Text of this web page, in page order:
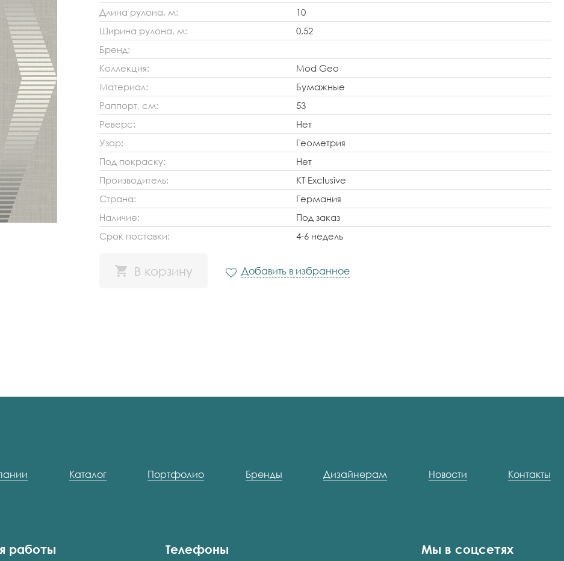
Длина рулона, м:
10
Ширина рулона, м:
0.52
Бренд:
Коллекция:
Mod Geo
Материал:
Бумажные
Раппорт, см:
53
Реверс:
Нет
Узор:
Геометрия
Под покраску:
Нет
Производитель:
KT Exclusive
Страна:
Германия
Наличие:
Под заказ
Срок поставки:
4-6 недель
В корзину Добавить в избранное
Каталог Портфолио Бренды Дизайнерам Новости Контакты
работы Телефоны Мы в соцсетях